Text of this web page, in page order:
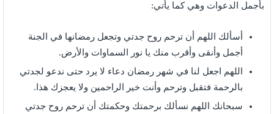
بأجمل الدعوات وهي كما يأتي:
أسألك اللهم أن ترحم روح جدتي وتجعل رمضانها في الجنة
أجمل وأنقى وأقرب منك يا نور السماوات والأرض.
اللهم اجعل لنا في شهر رمضان دعاء لا يرد حتى ندعو لجدتي
بالرحمة فتقبل وترحم وأنت خير الراحمين ولا يعجزك هذا.
سبحانك اللهم نسألك برحمتك وحكمتك أن ترحم روح جدتي